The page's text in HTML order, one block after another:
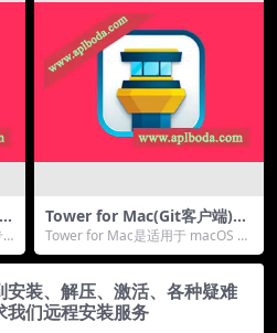
Tower for Mac(Git客户端)v1
2.2直装版
Tower for Mac是适用于 macOS 的
最强大的 Git 客户端，它使...
装、解压、激活、各种疑难
我们远程安装服务